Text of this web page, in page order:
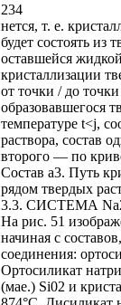
234
нется, т. е.
будет состоять из
оставшейся
кристаллизации
от точки / до
образовавшегося
температуре t<j,
раствора, состав
второго — по
Состав а3. Путь
рядом твердых
3.3. СИСТЕМА
На рис. 51
начиная с
соединения:
Ортосиликат
(мае.) Si02 и